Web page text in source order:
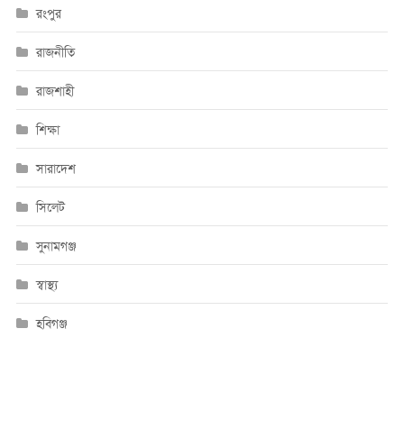
রংপুর
রাজনীতি
রাজশাহী
শিক্ষা
সারাদেশ
সিলেট
সুনামগঞ্জ
স্বাস্থ্য
হবিগঞ্জ